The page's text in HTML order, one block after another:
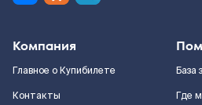
Компания
Главное о Купибилете
Контакты
База
Где